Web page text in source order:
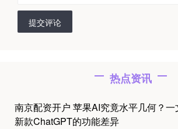
提交评论
热点资讯
南京配资开户 苹果AI究竟水平几何？
新款ChatGPT的功能差异